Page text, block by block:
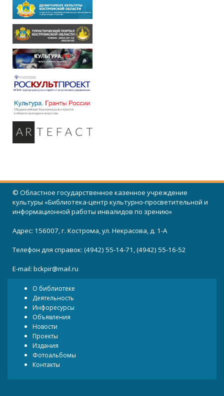
© Областное государственное казенное учреждение
культуры «Библиотека-центр культурно-просветительной и
информационной работы инвалидов по зрению»
Адрес: 156007, г. Кострома, ул. Некрасова, д. 1-А
Телефон для справок: (4942) 55-14-71, (4942) 55-16-52
E-mail: bckpir@mail.ru
О библиотеке
Деятельность
Инфоресурсы
Объявления
Новости
Проекты
Издания
Фотоальбомы
Контакты